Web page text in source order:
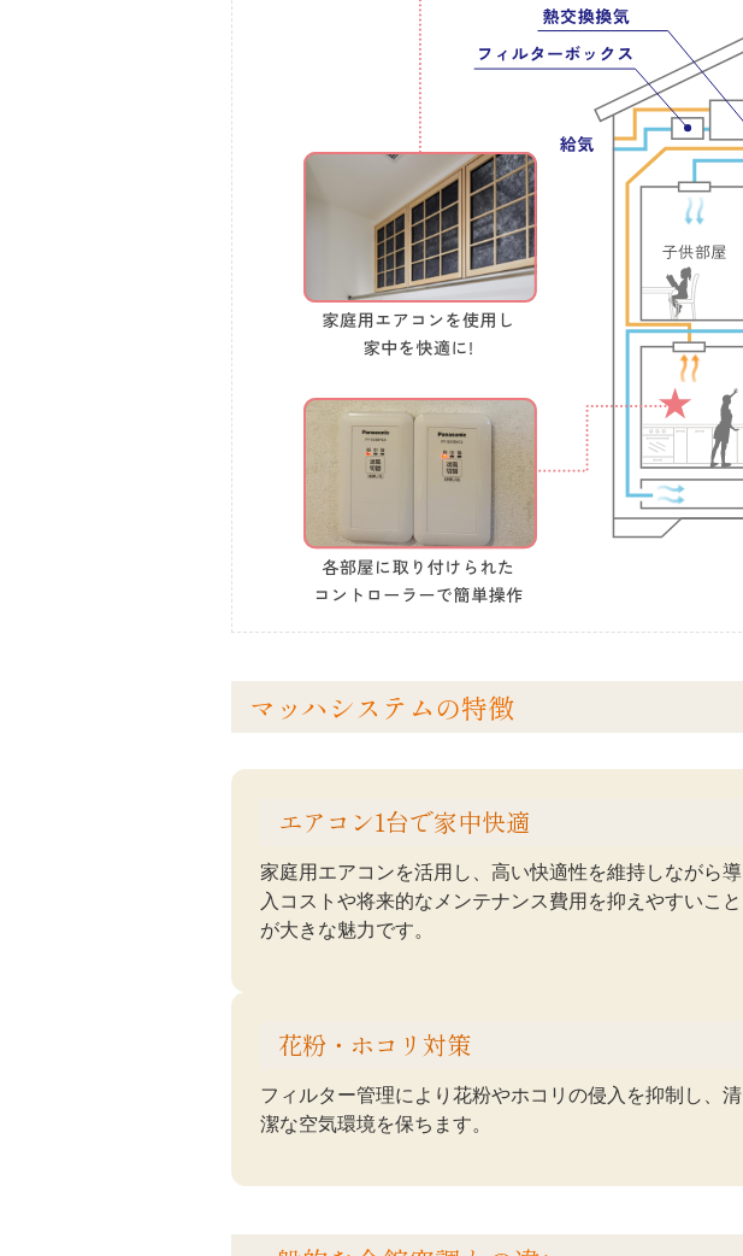
マッハシステムの特徴
エアコン1台で家中快適
家庭用エアコンを活用し、高い快適性を維持しながら導
入コストや将来的なメンテナンス費用を抑えやすいこと
が大きな魅力です。
花粉・ホコリ対策
フィルター管理により花粉やホコリの侵入を抑制し、清
潔な空気環境を保ちます。